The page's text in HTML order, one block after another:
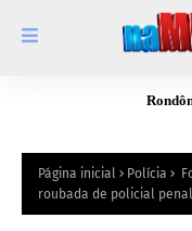
Página inicial Polícia
roubada de policial penal